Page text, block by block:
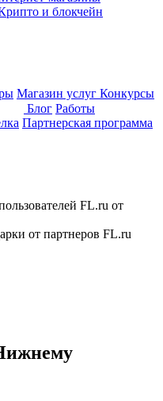
и блокчейн
Магазин услуг Конкурсы
Блог Работы
Партнерская программа
FL.ru от
от партнеров FL.ru